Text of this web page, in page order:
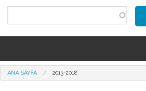
Ana içeriğe atla
ANASAYFA
Buradasınız
ANA SAYFA 2013-2018